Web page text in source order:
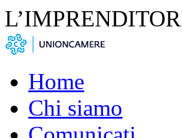
Home
Chi siamo